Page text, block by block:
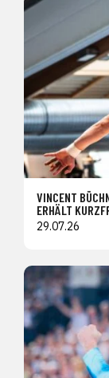
VINCENT
ERHÄLT
29.07.26